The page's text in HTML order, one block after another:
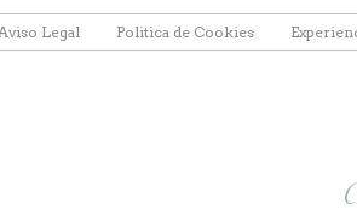
Legal Politica de Cookies